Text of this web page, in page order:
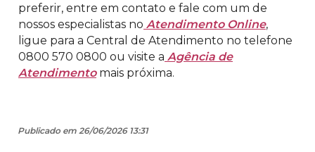
preferir, entre em contato e fale com um de
nossos especialistas no Atendimento Online,
ligue para a Central de Atendimento no telefone
0800 570 0800 ou visite a Agência de
Atendimentomais próxima.
Publicado em 26/06/2026 13:31